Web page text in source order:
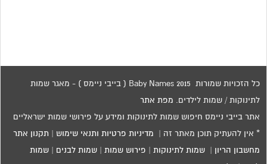
כל הזכויות שמורות 2015 Baby Names ( בייבי ניימס ) - מאגר שמות
לתינוקות / שמות לילדים. מפת אתר
אתר בייבי ניימס חיפוש שמות לתינוקות ומידע על פירושי שמות ישראליים
* אין להעתיק תוכן מאתר זה | מדיניות פרטיות ותנאי שימוש תקנון אתר
מחשבון הריון |שמות לתינוקות פירוש שמות |שמות לבנים |שמות